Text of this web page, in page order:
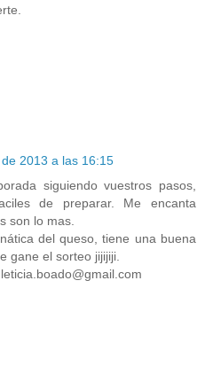
2013 a las 16:15
siguiendo vuestros pasos,
de preparar. Me encanta
son lo mas.
del queso, tiene una buena
gane el sorteo jijijiji.